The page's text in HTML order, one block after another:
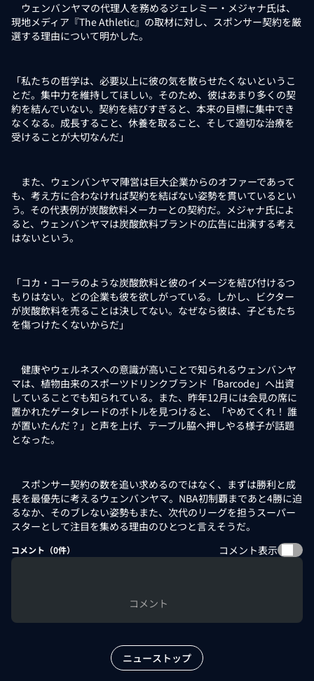
ウェンバンヤマの代理人を務めるジェレミー・メジャナ氏は、
現地メディア『The Athletic』の取材に対し、スポンサー契約を厳
選する理由について明かした。
「私たちの哲学は、必要以上に彼の気を散らせたくないというこ
とだ。集中力を維持してほしい。そのため、彼はあまり多くの契
約を結んでいない。契約を結びすぎると、本来の目標に集中でき
なくなる。成長すること、休養を取ること、そして適切な治療を
受けることが大切なんだ」
また、ウェンバンヤマ陣営は巨大企業からのオファーであって
も、考え方に合わなければ契約を結ばない姿勢を貫いているとい
う。その代表例が炭酸飲料メーカーとの契約だ。メジャナ氏によ
ると、ウェンバンヤマは炭酸飲料ブランドの広告に出演する考え
はないという。
「コカ・コーラのような炭酸飲料と彼のイメージを結び付けるつ
もりはない。どの企業も彼を欲しがっている。しかし、ビクター
が炭酸飲料を売ることは決してない。なぜなら彼は、子どもたち
を傷つけたくないからだ」
健康やウェルネスへの意識が高いことで知られるウェンバンヤ
マは、植物由来のスポーツドリンクブランド「Barcode」へ出資
していることでも知られている。また、昨年12月には会見の席に
置かれたゲータレードのボトルを見つけると、「やめてくれ！ 誰
が置いたんだ？」と声を上げ、テーブル脇へ押しやる様子が話題
となった。
スポンサー契約の数を追い求めるのではなく、まずは勝利と成
長を最優先に考えるウェンバンヤマ。NBA初制覇まであと4勝に迫
るなか、そのブレない姿勢もまた、次代のリーグを担うスーパー
スターとして注目を集める理由のひとつと言えそうだ。
コメント（0件） コメント表示
コメント
ニューストップ